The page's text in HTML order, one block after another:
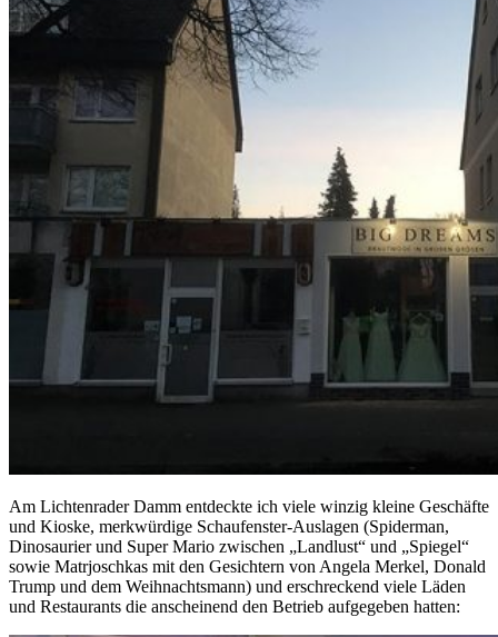
Am Lichtenrader Damm entdeckte ich viele winzig kleine Geschäfte
und Kioske, merkwürdige Schaufenster-Auslagen (Spiderman,
Dinosaurier und Super Mario zwischen „Landlust“ und „Spiegel“
sowie Matrjoschkas mit den Gesichtern von Angela Merkel, Donald
Trump und dem Weihnachtsmann) und erschreckend viele Läden
und Restaurants die anscheinend den Betrieb aufgegeben hatten: